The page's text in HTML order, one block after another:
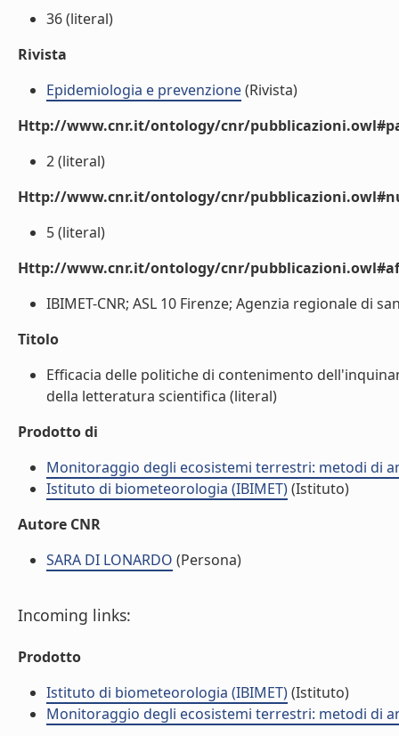
36 (literal)
Rivista
Epidemiologia e prevenzione(Rivista)
Http://www.cnr.it/ontology/cnr/
2 (literal)
Http://www.cnr.it/ontology/cnr/
5 (literal)
Http://www.cnr.it/ontology/cnr/
IBIMET-CNR; ASL 10 Firenze; Agenzia regionale di
Titolo
Efficacia delle politiche di contenimento
della letteratura scientifica (literal)
Prodotto di
Monitoraggio degli ecosistemi terrestri: metodi di
Istituto di biometeorologia (IBIMET)(Istituto)
Autore CNR
SARA DI LONARDO (Persona)
Incoming links:
Prodotto
Istituto di biometeorologia (IBIMET)(Istituto)
Monitoraggio degli ecosistemi terrestri: metodi di